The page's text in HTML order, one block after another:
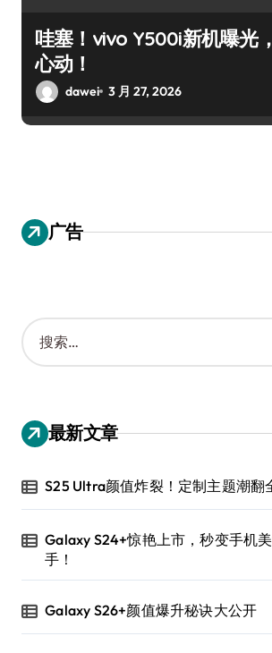
哇塞！vivo Y500i新机曝光
心动！
dawei 3 月 27, 2026
广告
搜
索
：
最新文章
S25 Ultra颜值炸裂！定制主题潮翻
Galaxy S24+惊艳上市，秒变手机
手！
Galaxy S26+颜值爆升秘诀大公开